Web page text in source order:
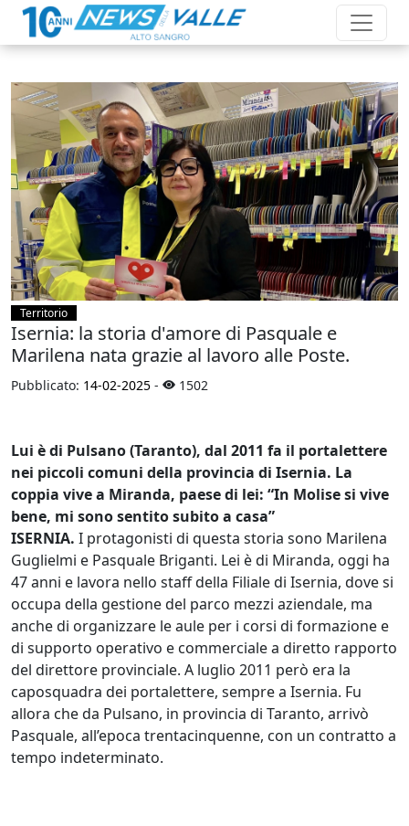
Territorio
Isernia: la storia d'amore di Pasquale e
Marilena nata grazie al lavoro alle Poste.
Pubblicato: 14-02-2025 - 1502
Lui è di Pulsano (Taranto), dal 2011 fa il portalettere
nei piccoli comuni della provincia di Isernia. La
coppia vive a Miranda, paese di lei: “In Molise si vive
bene, mi sono sentito subito a casa”
ISERNIA. I protagonisti di questa storia sono Marilena
Guglielmi e Pasquale Briganti. Lei è di Miranda, oggi ha
47 anni e lavora nello staff della Filiale di Isernia, dove si
occupa della gestione del parco mezzi aziendale, ma
anche di organizzare le aule per i corsi di formazione e
di supporto operativo e commerciale a diretto rapporto
del direttore provinciale. A luglio 2011 però era la
caposquadra dei portalettere, sempre a Isernia. Fu
allora che da Pulsano, in provincia di Taranto, arrivò
Pasquale, all’epoca trentacinquenne, con un contratto a
tempo indeterminato.